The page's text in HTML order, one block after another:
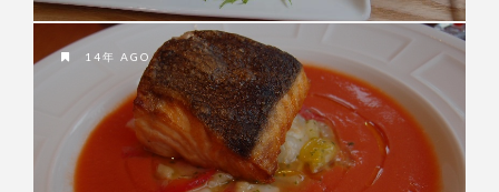
14年 AGO